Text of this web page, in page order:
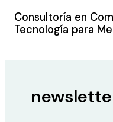
contenido
Consultoría en
Tecnología para